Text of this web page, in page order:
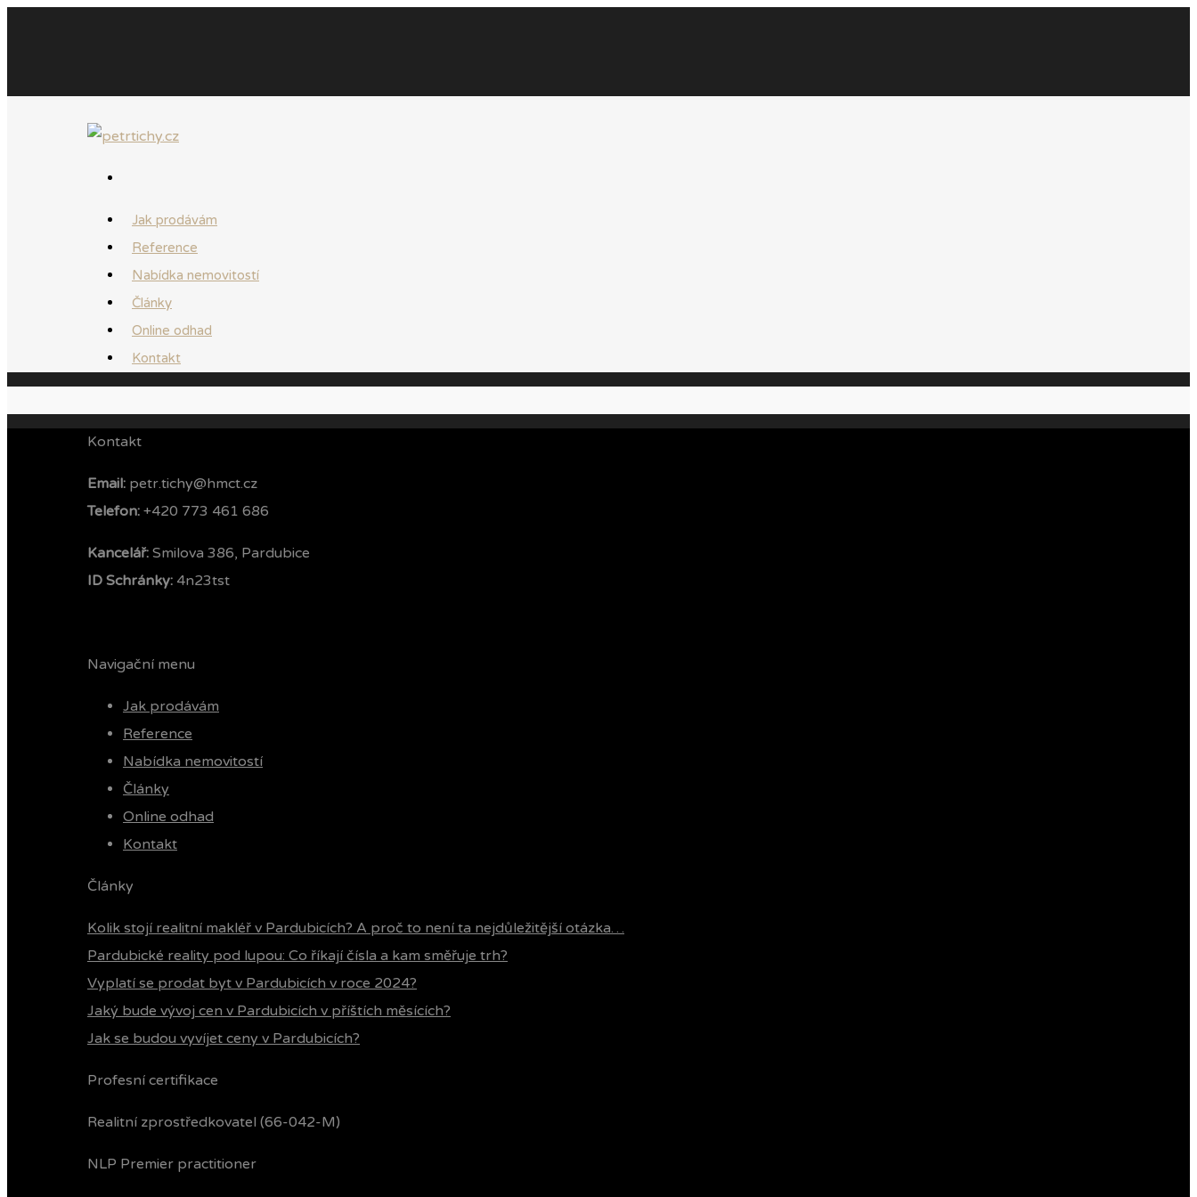
Jak prodávám
Reference
Nabídka nemovitostí
Články
Online odhad
Kontakt
Kontakt
Email: petr.tichy@hmct.cz
Telefon: ‭ +420 773 461 686‬
Kancelář: Smilova 386, Pardubice
ID Schránky: 4n23tst
Navigační menu
Jak prodávám
Reference
Nabídka nemovitostí
Články
Online odhad
Kontakt
Články
Kolik stojí realitní makléř v Pardubicích? A proč to není ta nejdůležitější otázka…
Pardubické reality pod lupou: Co říkají čísla a kam směřuje trh?
Vyplatí se prodat byt v Pardubicích v roce 2024?
Jaký bude vývoj cen v Pardubicích v příštích měsících?
Jak se budou vyvíjet ceny v Pardubicích?
Profesní certifikace
Realitní zprostředkovatel (66-042-M)
NLP Premier practitioner